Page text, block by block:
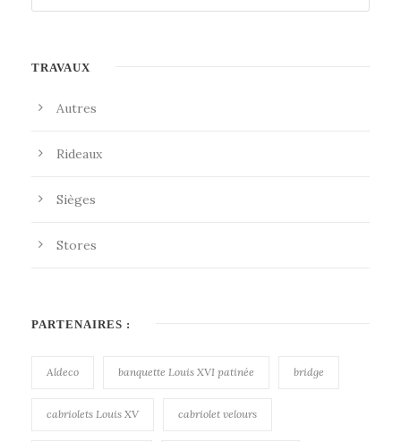
TRAVAUX
Autres
Rideaux
Sièges
Stores
PARTENAIRES :
Aldeco banquette Louis XVI patinée bridge
cabriolets Louis XV cabriolet velours